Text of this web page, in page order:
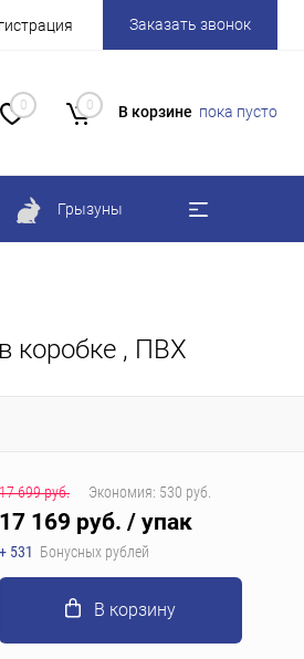
Заказать звонок
0 0 В корзине пока пусто
Грызуны
коробке , ПВХ
17 699 руб. Экономия: 530 руб.
17 169 руб. / упак
+ 531 Бонусных рублей
В корзину